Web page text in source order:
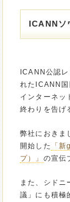
ICANNソ
ICANN公認
れたICANN国
インターネッ
終わりを告げ
弊社におきま
開始した
「
プ）」 の宣伝
また、シド
議」にも積極